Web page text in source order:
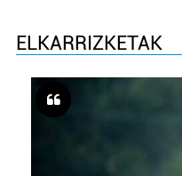
ELKARRIZKETAK